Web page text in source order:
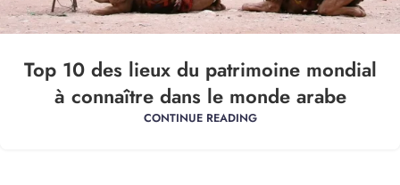
Top 10 des lieux du patrimoine mondial
à connaître dans le monde arabe
CONTINUE READING